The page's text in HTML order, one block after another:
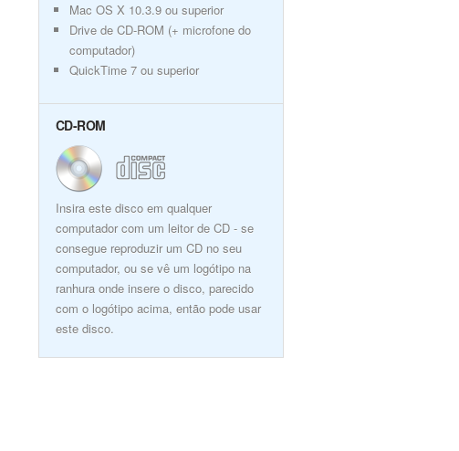
Mac OS X 10.3.9 ou superior
Drive de CD-ROM (+ microfone do
computador)
QuickTime 7 ou superior
CD-ROM
Insira este disco em qualquer
computador com um leitor de CD - se
consegue reproduzir um CD no seu
computador, ou se vê um logótipo na
ranhura onde insere o disco, parecido
com o logótipo acima, então pode usar
este disco.